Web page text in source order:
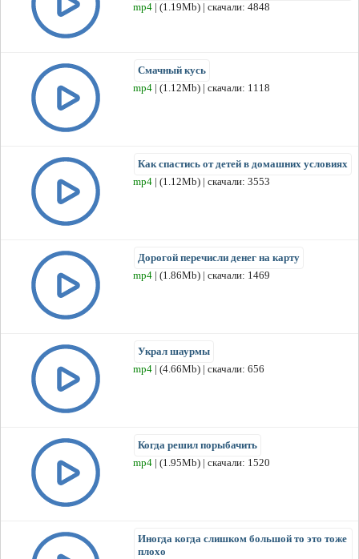
mp4 | (1.19Mb) | скачали: 4848
Смачный кусь
mp4 | (1.12Mb) | скачали: 1118
Как спастись от детей в домашних условиях
mp4 | (1.12Mb) | скачали: 3553
Дорогой перечисли денег на карту
mp4 | (1.86Mb) | скачали: 1469
Украл шаурмы
mp4 | (4.66Mb) | скачали: 656
Когда решил порыбачить
mp4 | (1.95Mb) | скачали: 1520
Иногда когда слишком большой то это тоже
плохо